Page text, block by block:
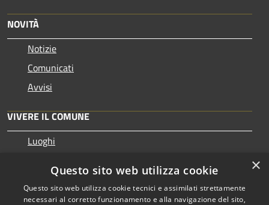
NOVITÀ
Notizie
Comunicati
Avvisi
VIVERE IL COMUNE
Luoghi
CONTATTI
×
Questo sito web utilizza cookie
Questo sito web utilizza cookie tecnici e assimilati strettamente
necessari al corretto funzionamento e alla navigazione del sito,